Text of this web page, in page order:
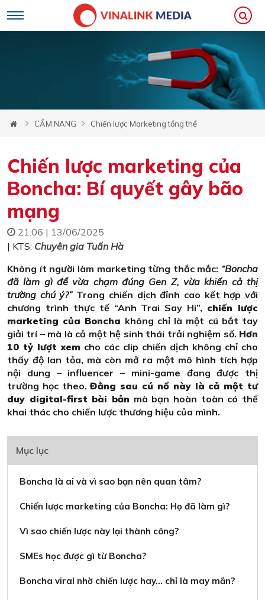
CẨM NANG Chiến lược Marketing tổng thể
Chiến lược marketing của
Boncha: Bí quyết gây bão
mạng
21:06 | 13/06/2025
| KTS: Chuyên gia Tuấn Hà
Không ít người làm marketing từng thắc mắc: “Boncha
đã làm gì để vừa chạm đúng Gen Z, vừa khiến cả thị
trường chú ý?”Trong chiến dịch đỉnh cao kết hợp với
chương trình thực tế “Anh Trai Say Hi”, chiến lược
marketing của Boncha không chỉ là một cú bắt tay
giải trí – mà là cả một hệ sinh thái trải nghiệm số. Hơn
10 tỷ lượt xem cho các clip chiến dịch không chỉ cho
thấy độ lan tỏa, mà còn mở ra một mô hình tích hợp
nội dung – influencer – mini-game đang được thị
trường học theo.Đằng sau cú nổ này là cả một tư
duy digital-first bài bản mà bạn hoàn toàn có thể
khai thác cho chiến lược thương hiệu của mình.
Mục lục
Boncha là ai và vì sao bạn nên quan tâm?
Chiến lược marketing của Boncha: Họ đã làm gì?
Vì sao chiến lược này lại thành công?
SMEs học được gì từ Boncha?
Boncha viral nhờ chiến lược hay… chỉ là may mắn?